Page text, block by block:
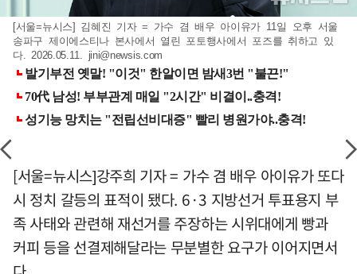
[서울=뉴시스] 김혜진 기자 = 가수 겸 배우 아이유가 11일 오후 서울
송파구 제이에스티나 본사에서 열린 포토행사에서 포즈를 취하고 있
다. 2026.05.11. jini@newsis.com
[서울=뉴시스]강주희 기자 = 가수 겸 배우 아이유가 또다
시 정치 갈등의 표적이 됐다. 6·3 지방선거 투표용지 부
족 사태와 관련해 재선거를 주장하는 시위대에게 빵과
커피 등을 선결제해달라는 무분별한 요구가 이어지면서